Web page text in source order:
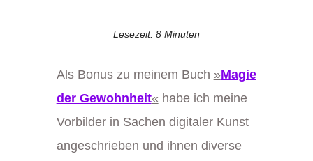
Lesezeit: 8 Minuten
Als Bonus zu meinem Buch »Magie
der Gewohnheit« habe ich meine
Vorbilder in Sachen digitaler Kunst
angeschrieben und ihnen diverse